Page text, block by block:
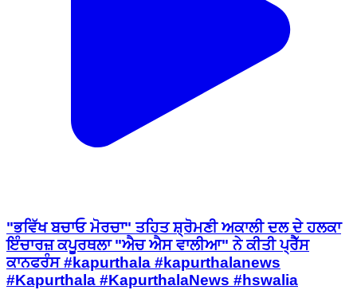
"ਭਵਿੱਖ ਬਚਾਓ ਮੋਰਚਾ" ਤਹਿਤ ਸ਼੍ਰੋਮਣੀ ਅਕਾਲੀ ਦਲ ਦੇ ਹਲਕਾ
ਇੰਚਾਰਜ਼ ਕਪੂਰਥਲਾ "ਐਚ ਐਸ ਵਾਲੀਆ" ਨੇ ਕੀਤੀ ਪ੍ਰੈੱਸ
ਕਾਨਫਰੰਸ #kapurthala #kapurthalanews
#Kapurthala #KapurthalaNews #hswalia